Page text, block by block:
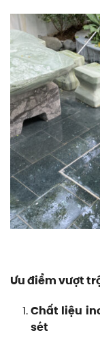
Ưu điểm vượt
Chất liệu
sét